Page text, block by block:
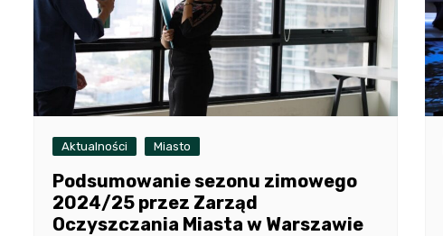
Aktualności Miasto
Podsumowanie sezonu zimowego
2024/25 przez Zarząd
Oczyszczania Miasta w Warszawie